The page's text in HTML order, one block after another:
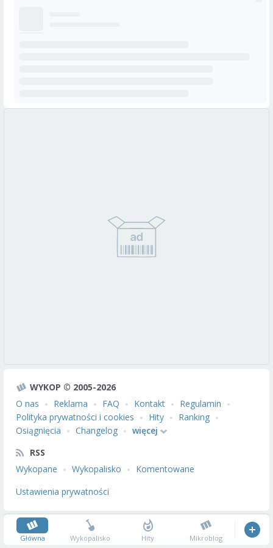
WYKOP © 2005-2026
O nas
Reklama FAQ Kontakt
Regulamin
Polityka prywatności i cookies
Hity
Ranking
Osiągnięcia
Changelog
więcej
RSS
Wykopane
Wykopalisko
Komentowane
Ustawienia prywatności
Główna Wykopalisko Hity Mikroblog